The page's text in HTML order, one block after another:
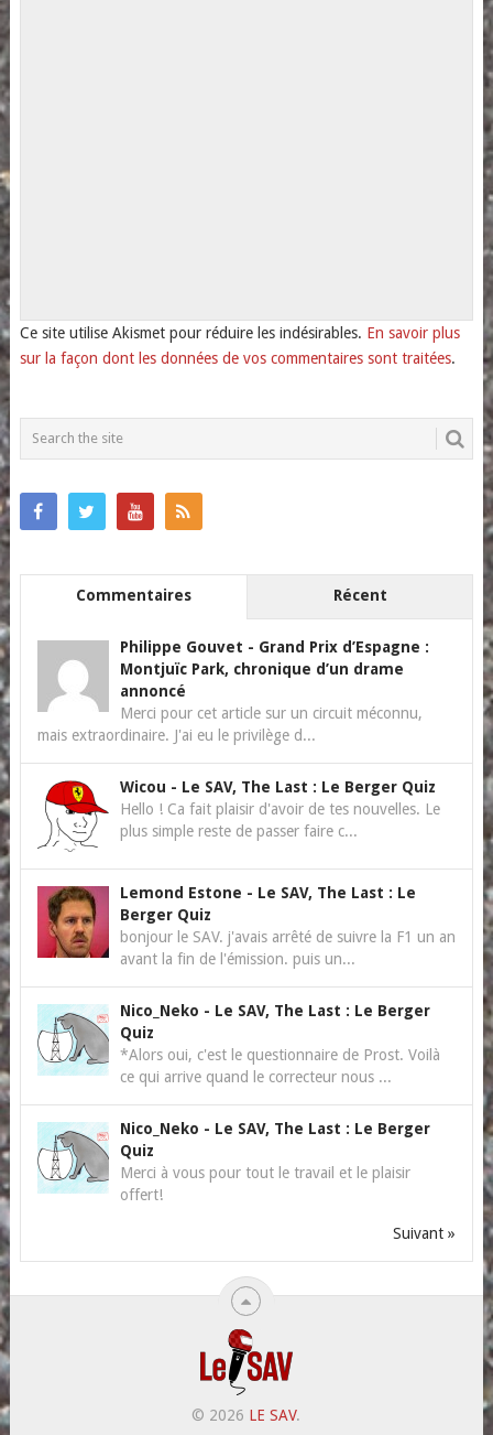
Ce site utilise Akismet pour réduire les indésirables. En savoir plus
sur la façon dont les données de vos commentaires sont traitées.
Commentaires Récent
Philippe Gouvet - Grand Prix d’Espagne :
Montjuïc Park, chronique d’un drame
annoncé
Merci pour cet article sur un circuit méconnu,
mais extraordinaire. J'ai eu le privilège d...
Wicou - Le SAV, The Last : Le Berger Quiz
Hello ! Ca fait plaisir d'avoir de tes nouvelles. Le
plus simple reste de passer faire c...
Lemond Estone - Le SAV, The Last : Le
Berger Quiz
bonjour le SAV. j'avais arrêté de suivre la F1 un an
avant la fin de l'émission. puis un...
Nico_Neko - Le SAV, The Last : Le Berger
Quiz
*Alors oui, c'est le questionnaire de Prost. Voilà
ce qui arrive quand le correcteur nous ...
Nico_Neko - Le SAV, The Last : Le Berger
Quiz
Merci à vous pour tout le travail et le plaisir
offert!
Suivant »
© 2026 LE SAV.